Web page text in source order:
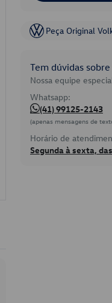
Peça Original
Tem dúvidas
Nossa equipe
Whatsapp:
(41) 99125-2143
(apenas mensagens de
Horário de
Segunda à sexta,